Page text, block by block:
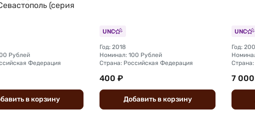
(серия
Рублей
Федерация
вкорзину
UNC
Год: 2018
Номинал: 100 Рублей
Страна: Российская Федерация
400 ₽
Добавить вкорзину
UNC
Год:
7